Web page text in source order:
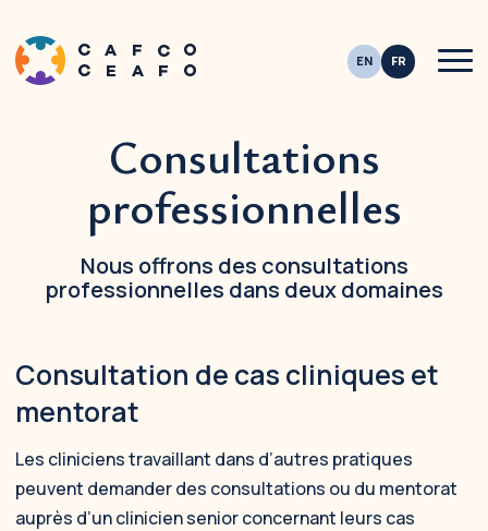
Consultations
professionnelles
Nous offrons des consultations
professionnelles dans deux domaines
Consultation de cas cliniques et
mentorat
Les cliniciens travaillant dans d’autres pratiques
peuvent demander des consultations ou du mentorat
auprès d’un clinicien senior concernant leurs cas
This site is registered on as a development site. Switch to a